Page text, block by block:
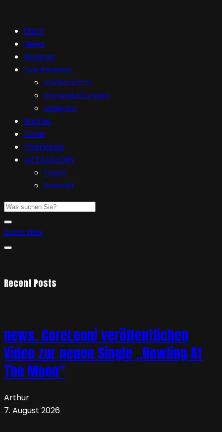
Start
News
Reviews
Live Reviews
Vorberichte
Veranstaltungen
Galerien
Bücher
Filme
Interviews
METALGLORY
Team
Kontakt
Subscribe
Recent Posts
news. CoreLeoni veröffentlichen
Video zur neuen Single „Howling At
The Moon“
Arthur
7. August 2026